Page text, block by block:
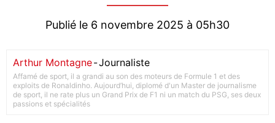
Publié le 6 novembre 2025 à 05h30
Arthur Montagne-Journaliste
Affamé de sport, il a grandi au son des moteurs de Formule 1 et des
exploits de Ronaldinho. Aujourd’hui, diplomé d'un Master de journalisme
de sport, il ne rate plus un Grand Prix de F1 ni un match du PSG, ses deux
passions et spécialités